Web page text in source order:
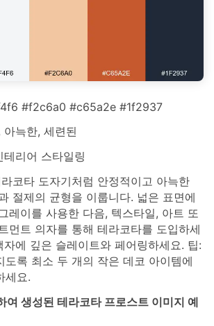
#f2c6a0 #c65a2e #1f2937
아늑한, 세련된
테리어 스타일링
코타 도자기처럼 안정적이고 아늑한
절제의 균형을 이룹니다. 넓은 표면에
레이를 사용한 다음, 텍스타일, 아트 또
먼트 의자를 통해 테라코타를 도입하세
에 깊은 슬레이트와 페어링하세요. 팁:
도록 최소 두 개의 작은 데코 아이템에
세요.
생성된 테라코타 프로스트 이미지 예